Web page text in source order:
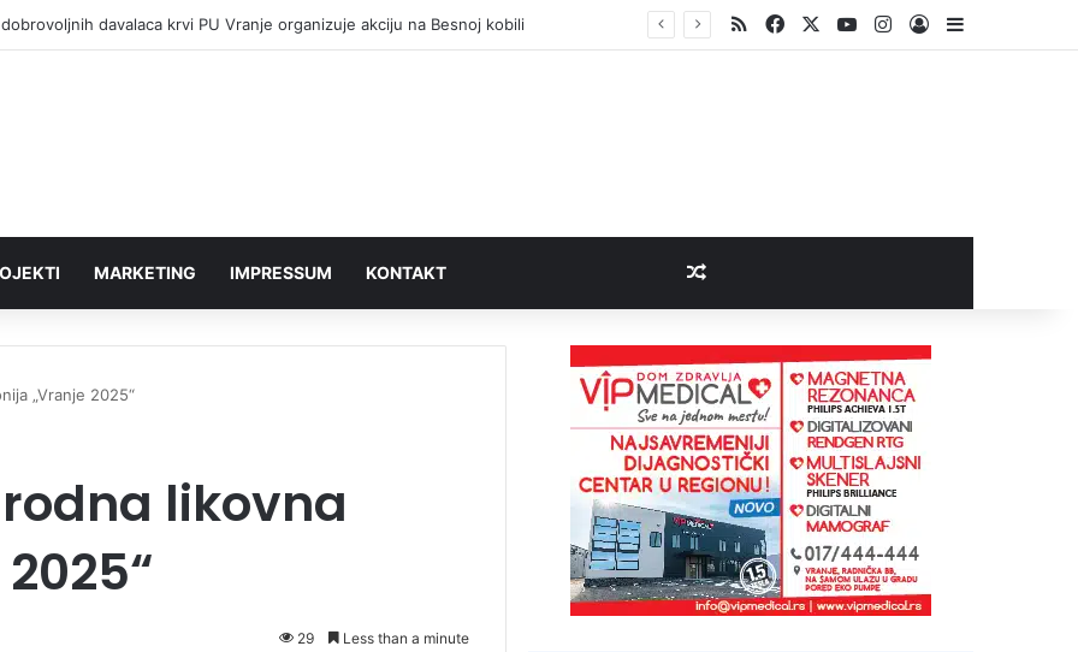
davalaca krvi PU Vranje organizuje akciju na Besnoj kobili RSSFacebookYouTubeInstagram
Log InSidebar
MARKETING IMPRESSUM KONTAKT Random Article
„Vranje 2025“
likovna
29 Less than a minute